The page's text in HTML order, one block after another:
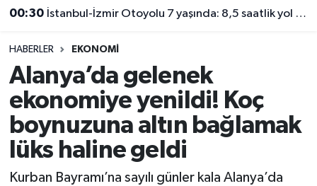
00:30 İstanbul-İzmir Otoyolu 7 yaşında: 8,5 saatlik yol 3,5 saate indi
HABERLER EKONOMI
Alanya’da gelenek
ekonomiye yenildi! Koç
boynuzuna altın bağlamak
lüks haline geldi
Kurban Bayramı’na sayılı günler kala Alanya’da
Ekonomi
Resmi İlanlar
Alanyaspor
Antalya Namaz Vakitleri
Süper Lig Puan Durumu ve Fikstür
Tüm Manşetler
Son Dakika Haberleri